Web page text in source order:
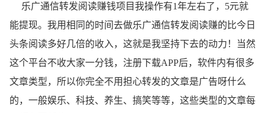
乐广通信转发阅读赚钱项目我操作有1年左右了，5元就
能提现。我用相同的时间去做乐广通信转发阅读赚的比今日
头条阅读多好几倍的收入，这就是我坚持下去的动力！当然
这个平台不收大家一分钱，注册下载APP后，软件内有很多
文章类型，所以你完全不用担心转发的文章是广告呀什么
的，一般娱乐、科技、养生、搞笑等等，这些类型的文章每